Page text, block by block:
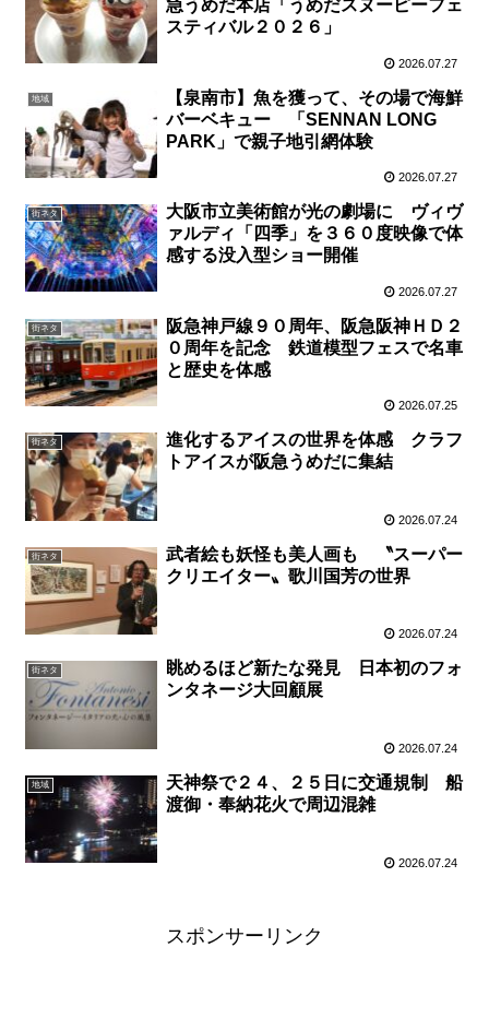
急うめだ本店「うめだスヌーピーフェ
スティバル２０２６」
2026.07.27
地域
【泉南市】魚を獲って、その場で海鮮
バーベキュー 「SENNAN LONG
PARK」で親子地引網体験
2026.07.27
街ネタ
大阪市立美術館が光の劇場に ヴィヴ
ァルディ「四季」を３６０度映像で体
感する没入型ショー開催
2026.07.27
街ネタ
阪急神戸線９０周年、阪急阪神ＨＤ２
０周年を記念 鉄道模型フェスで名車
と歴史を体感
2026.07.25
街ネタ
進化するアイスの世界を体感 クラフ
トアイスが阪急うめだに集結
2026.07.24
街ネタ
武者絵も妖怪も美人画も 〝スーパー
クリエイター〟歌川国芳の世界
2026.07.24
街ネタ
眺めるほど新たな発見 日本初のフォ
ンタネージ大回顧展
2026.07.24
地域
天神祭で２４、２５日に交通規制 船
渡御・奉納花火で周辺混雑
2026.07.24
スポンサーリンク